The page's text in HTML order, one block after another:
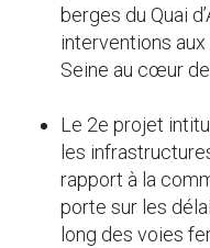
berges du Quai
interventions
Seine au cœur de
Le 2e projet
les
rapport à la
porte sur les
long des voies